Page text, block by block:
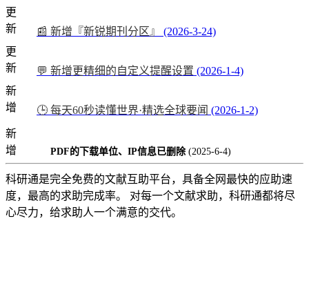
更
新
📰 新增『新锐期刊分区』
(2026-3-24)
更
新
💬 新增更精细的自定义提醒设置 (2026-1-4)
新
增
🕒 每天60秒读懂世界·精选全球要闻 (2026-1-2)
新
增
PDF的下载单位、IP信息已删除 (2025-6-4)
科研通是完全免费的文献互助平台，具备全网最快的应助速
度，最高的求助完成率。 对每一个文献求助，科研通都将尽
心尽力，给求助人一个满意的交代。